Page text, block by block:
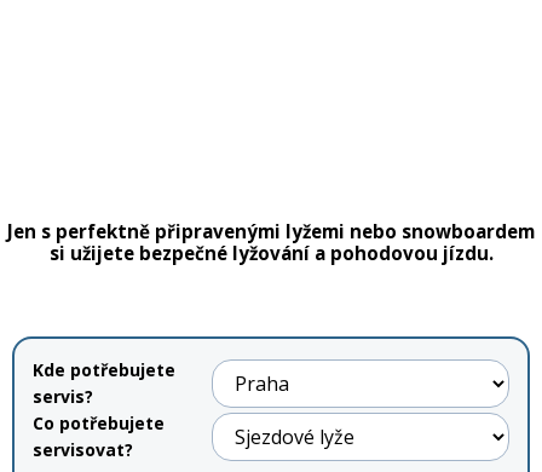
Blatníky
Rukavice na kolo
Jen s perfektně připravenými lyžemi nebo snowboardem
si užijete bezpečné lyžování a pohodovou jízdu.
Kde potřebujete
servis?
Co potřebujete
servisovat?